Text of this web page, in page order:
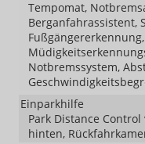
Tempomat,
Berganfahrassistent,
Notbremssystem,
Einparkhilfe
Park Distance
hinten,